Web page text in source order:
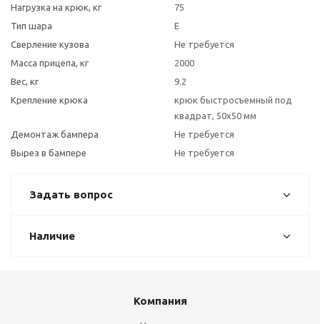
Нагрузка на крюк, кг
75
Тип шара
E
Сверление кузова
Не требуется
Масса прицепа, кг
2000
Вес, кг
9.2
Крепление крюка
крюк быстросъемный под
квадрат, 50х50 мм
Демонтаж бампера
Не требуется
Вырез в бампере
Не требуется
Задать вопрос
Наличие
Компания